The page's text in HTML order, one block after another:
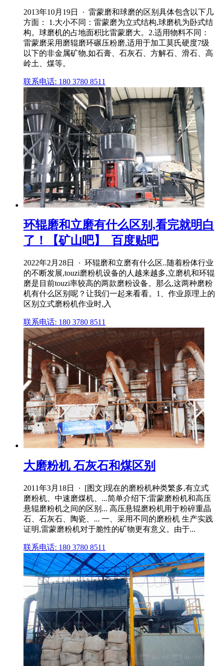
2013年10月19日 · 雷蒙磨和球磨的区别具体包含以下几
方面： 1.大小不同：雷蒙磨为立式结构,球磨机为卧式结
构。球磨机的占地面积比雷蒙磨大。2.适用物料不同：
雷蒙磨采用磨辊磨环碾压粉磨,适用于加工莫氏硬度7级
以下的非金属矿物,如石膏、石灰石、方解石、滑石、高
岭土、煤等。
联系电话: 180 3780 8511
环辊磨和立磨有什么区别,看完就明白
了！【矿山吧】_百度贴吧
2022年2月28日 · 环辊磨和立磨有什么区..随着粉体行业
的不断发展,touzi磨粉机设备的人越来越多,立磨机和环辊
磨是目前touzi率较高的两款磨粉设备。那么,这两种磨粉
机有什么区别呢？让我们一起来看看。1、作业原理上的
区别立式磨粉机作业时,入
联系电话: 180 3780 8511
大磨粉机 石灰石和煤区别
2011年3月18日 · [图文]现在的磨粉机种类繁多,有立式
磨粉机、中速磨煤机、...简单介绍下;雷蒙磨粉机和高压
悬辊磨粉机之间的区别... 高压悬辊磨粉机用于粉碎重晶
石、石灰石、陶瓷、... 一、采用不同的磨粉机 生产实践
证明,雷蒙磨粉机对于脆性的矿物更有意义。由于...
联系电话: 180 3780 8511